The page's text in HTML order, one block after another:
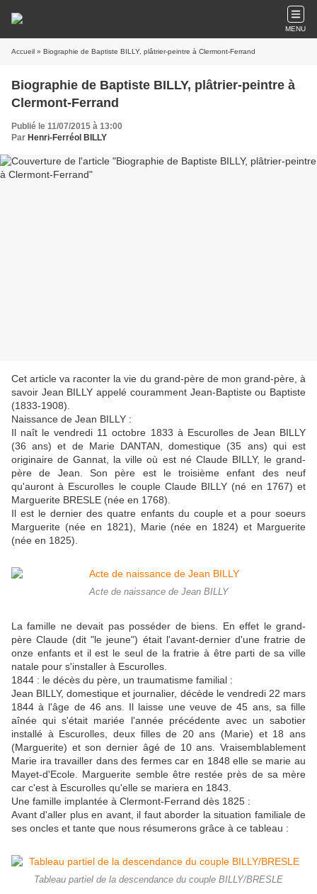
MENU
Accueil » Biographie de Baptiste BILLY, plâtrier-peintre à Clermont-Ferrand
Biographie de Baptiste BILLY, plâtrier-peintre à
Clermont-Ferrand
Publié le 11/07/2015 à 13:00
Par Henri-Ferréol BILLY
Cet article va raconter la vie du grand-père de mon grand-père, à
savoir Jean BILLY appelé couramment Jean-Baptiste ou Baptiste
(1833-1908).
Naissance de Jean BILLY :
Il naît le vendredi 11 octobre 1833 à Escurolles de Jean BILLY
(36 ans) et de Marie DANTAN, domestique (35 ans) qui est
originaire de Gannat, la ville où est né Claude BILLY, le grand-
père de Jean. Son père est le troisième enfant des neuf
qu'auront à Escurolles le couple Claude BILLY (né en 1767) et
Marguerite BRESLE (née en 1768).
Il est le dernier des quatre enfants du couple et a pour soeurs
Marguerite (née en 1821), Marie (née en 1824) et Marguerite
(née en 1825).
Acte de naissance de Jean BILLY
La famille ne devait pas posséder de biens. En effet le grand-
père Claude (dit "le jeune") était l'avant-dernier d'une fratrie de
onze enfants et il est le seul de la fratrie à être parti de sa ville
natale pour s'installer à Escurolles.
1844 : le décès du père, un traumatisme familial :
Jean BILLY, domestique et journalier, décède le vendredi 22 mars
1844 à l'âge de 46 ans. Il laisse une veuve de 45 ans, sa fille
aînée qui s'était mariée l'année précédente avec un sabotier
installé à Escurolles, deux filles de 20 ans (Marie) et 18 ans
(Marguerite) et son dernier âgé de 10 ans. Vraisemblablement
Marie ira travailler dans des fermes car en 1848 elle se marie au
Mayet-d'Ecole. Marguerite semble être restée près de sa mère
car c'est à Escurolles qu'elle se mariera en 1843.
Une famille implantée à Clermont-Ferrand dès 1825 :
Avant d'aller plus en avant, il faut aborder la situation familiale de
ses oncles et tante que nous résumerons grâce à ce tableau :
Tableau partiel de la descendance du couple BILLY/BRESLE